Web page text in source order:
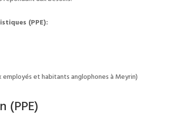
(PPE):
et habitants anglophones à Meyrin)
(PPE)